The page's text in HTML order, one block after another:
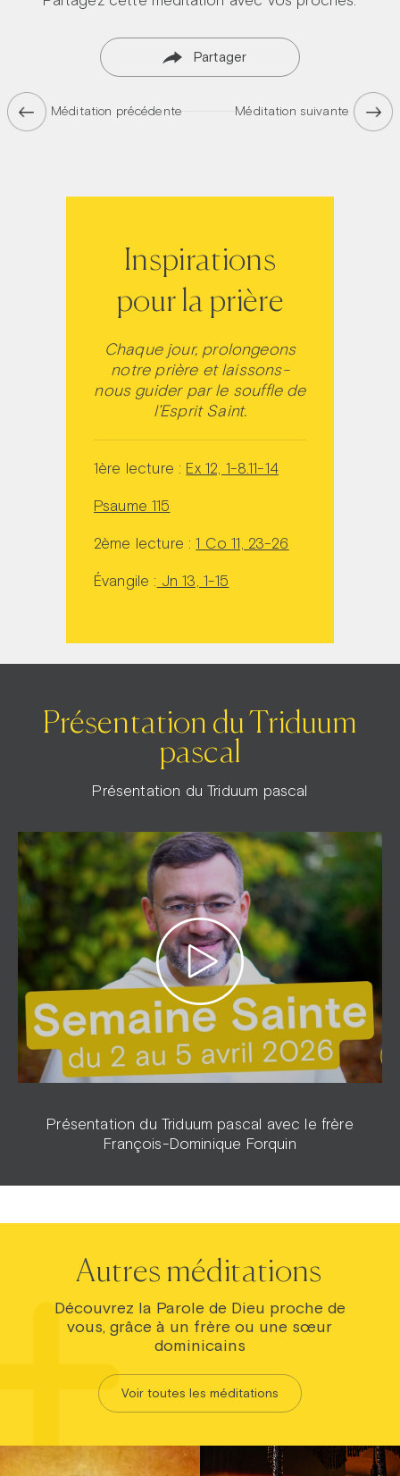
Partager
Méditation précédente Méditation suivante
Inspirations
pour la prière
Chaque jour, prolongeons
notre prière et laissons-
nous guider par le souffle de
l’Esprit Saint.
1ère lecture : Ex 12, 1-8.11-14
Psaume 115
2ème lecture :1 Co 11, 23-26
Évangile : Jn 13, 1-15
Présentation du Triduum
pascal
Présentation du Triduum pascal
Présentation du Triduum pascal avec le frère
François-Dominique Forquin
Autres méditations
Découvrez la Parole de Dieu proche de
vous, grâce à un frère ou une sœur
dominicains
Voir toutes les méditations